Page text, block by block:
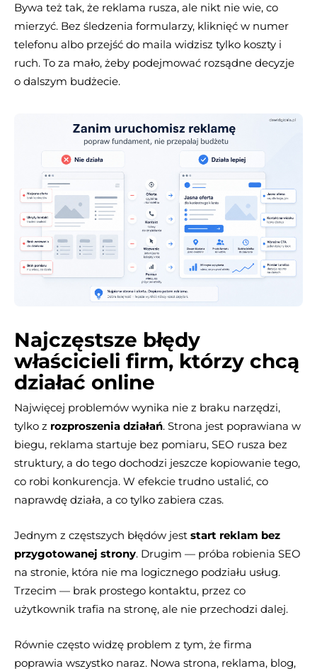
Bywa też tak, że reklama rusza, ale nikt nie wie, co
mierzyć. Bez śledzenia formularzy, kliknięć w numer
telefonu albo przejść do maila widzisz tylko koszty i
ruch. To za mało, żeby podejmować rozsądne decyzje
o dalszym budżecie.
Najczęstsze błędy
właścicieli firm, którzy chcą
działać online
Najwięcej problemów wynika nie z braku narzędzi,
tylko z rozproszenia działań. Strona jest poprawiana w
biegu, reklama startuje bez pomiaru, SEO rusza bez
struktury, a do tego dochodzi jeszcze kopiowanie tego,
co robi konkurencja. W efekcie trudno ustalić, co
naprawdę działa, a co tylko zabiera czas.
Jednym z częstszych błędów jest start reklam bez
przygotowanej strony. Drugim — próba robienia SEO
na stronie, która nie ma logicznego podziału usług.
Trzecim — brak prostego kontaktu, przez co
użytkownik trafia na stronę, ale nie przechodzi dalej.
Równie często widzę problem z tym, że firma
poprawia wszystko naraz. Nowa strona, reklama, blog,